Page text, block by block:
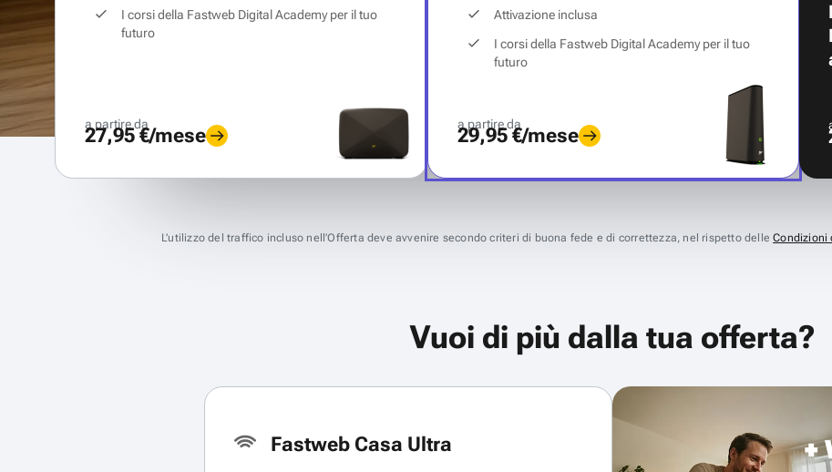
I corsi della Fastweb Digital Academy per il tuo
futuro
a partire da
27,95 €/mese
Attivazione inclusa
I corsi della Fastweb Digital Academy per il tuo
futuro
a partire da
29,95 €/mese
L’utilizzo del traffico incluso nell’Offerta deve avvenire secondo criteri di buona fede e di correttezza, nel rispetto delleCondizioni
Vuoi di più dalla tua offerta?
Fastweb Casa Ultra +